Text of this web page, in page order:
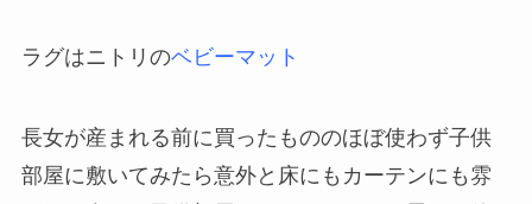
ラグはニトリのベビーマット
長女が産まれる前に買ったもののほぼ使わず子供
部屋に敷いてみたら意外と床にもカーテンにも雰